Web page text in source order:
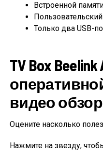
Встроенной
Только два USB-
TV Box Beelink
видео обзор
Оцените насколько
Нажмите на звезду,